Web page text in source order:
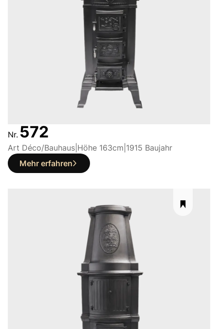
Nr. 572
Art Déco/Bauhaus Höhe 163cm 1915 Baujahr
Mehr erfahren